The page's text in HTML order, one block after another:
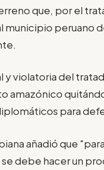
que, por el
peruano
y violatoria del
amazónico
para
añadió que
debe hacer un